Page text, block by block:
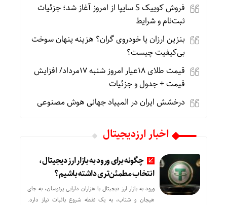
فروش کوییک S سایپا از امروز آغاز شد؛ جزئیات
ثبت‌نام و شرایط
بنزین ارزان یا خودروی گران؟ هزینه پنهان سوخت
بی‌کیفیت چیست؟
قیمت طلای 18عیار امروز شنبه 17مرداد/ افزایش
قیمت + جدول و جزئیات
درخشش ایران در المپیاد جهانی هوش مصنوعی
اخبار ارزدیجیتال
چگونه برای ورود به بازار ارز دیجیتال،
انتخاب مطمئن‌تری داشته باشیم؟
ورود به بازار ارز دیجیتال با هزاران دارایی پرنوسان، به جای
هیجان و شتاب، به یک نقطه شروع باثبات نیاز دارد.